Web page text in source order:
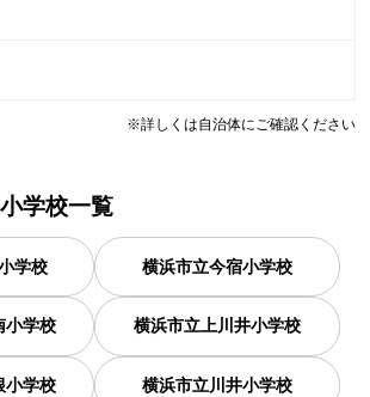
※詳しくは自治体にご確認ください
小学校一覧
学校 横浜市立今宿小学校
小学校 横浜市立上川井小学校
小学校 横浜市立川井小学校